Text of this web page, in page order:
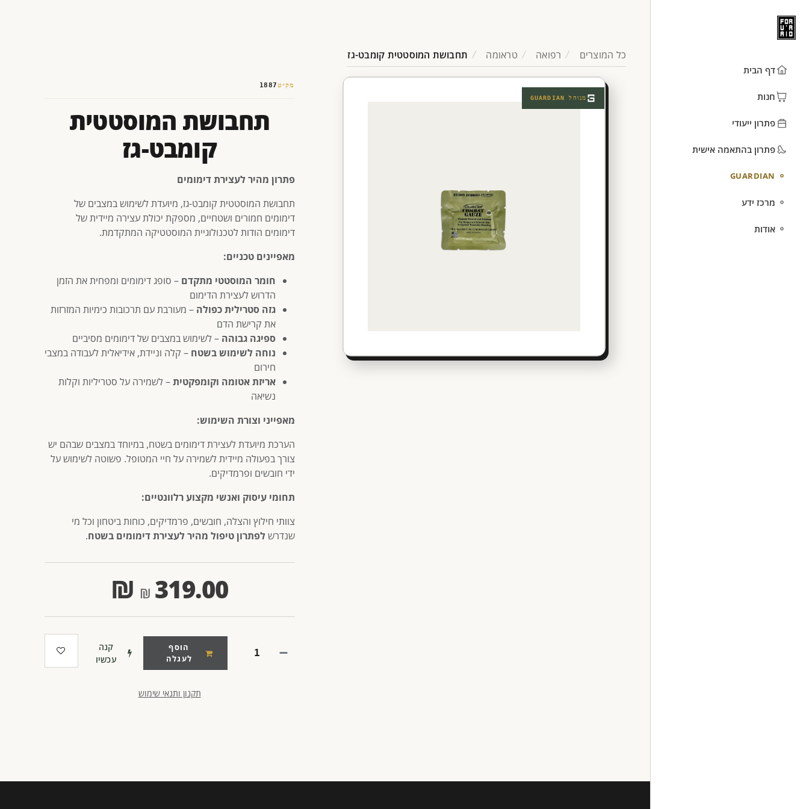
דף הבית
חנות
פתרון ייעודי
פתרון בהתאמה אישית
GUARDIAN
מרכז ידע
אודות
כל המוצרים רפואה טראומה תחבושת המוסטטית קומבט-גז
מנוהל GUARDIAN
מק״ט1887
תחבושת המוסטטית
קומבט-גז
פתרון מהיר לעצירת דימומים
תחבושת המוסטטית קומבט-גז, מיועדת לשימוש במצבים של
דימומים חמורים ושטחיים, מספקת יכולת עצירה מיידית של
דימומים הודות לטכנולוגיית המוסטטיקה המתקדמת.
מאפיינים טכניים:
חומר המוסטטי מתקדם – סופג דימומים ומפחית את הזמן
הדרוש לעצירת הדימום
גזה סטרילית כפולה – מעורבת עם תרכובות כימיות המזרזות
את קרישת הדם
ספיגה גבוהה – לשימוש במצבים של דימומים מסיביים
נוחה לשימוש בשטח – קלה וניידת, אידיאלית לעבודה במצבי
חירום
אריזת אטומה וקומפקטית– לשמירה על סטריליות וקלות
נשיאה
מאפייני וצורת השימוש:
הערכת מיועדת לעצירת דימומים בשטח, במיוחד במצבים שבהם יש
צורך בפעולה מיידית לשמירה על חיי המטופל. פשוטה לשימוש על
ידי חובשים ופרמדיקים.
תחומי עיסוק ואנשי מקצוע רלוונטיים:
צוותי חילוץ והצלה, חובשים, פרמדיקים, כוחות ביטחון וכל מי
שנדרש לפתרון טיפול מהיר לעצירת דימומים בשטח.
319.00
₪
הוסף
לעגלה
קנה
עכשיו
תקנון ותנאי שימוש